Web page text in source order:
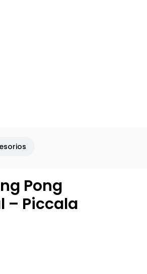
Pong
– Piccala